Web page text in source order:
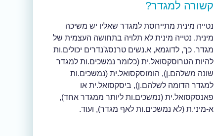
קשורה למגדר?
נטייה מינית מתייחסת למגדר שאליו יש משיכה
מינית. נטייה מינית לא תלויה בתחושה העצמית של
מגדר. כך, לדוגמא, א.נשים טרנסג'נדרים יכולים.ות
להיות הטרוסקסואל.ית (כלומר נמשכים.ות למגדר
שונה משלהם.ן), הומוסקסואל.ית (נמשכים.ות
למגדר הדומה לשלהם.ן), ביסקסואל.ית או
פאנסקסואל.ית (נמשכים.ות ליותר ממגדר אחד),
א-מיני.ת (לא נמשכים.ות לאף מגדר), ועוד.